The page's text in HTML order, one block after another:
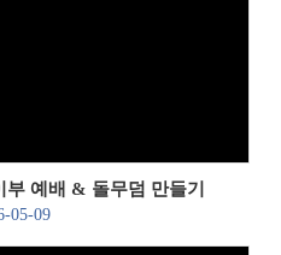
예배 & 돌무덤 만들기
05-09